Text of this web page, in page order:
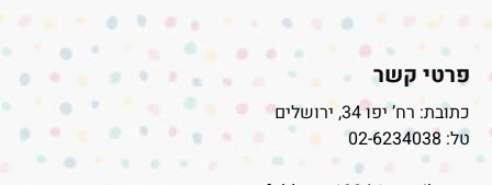
פרטי קשר
כתובת: רח’ יפו 34, ירושלים
טל: 02-6234038